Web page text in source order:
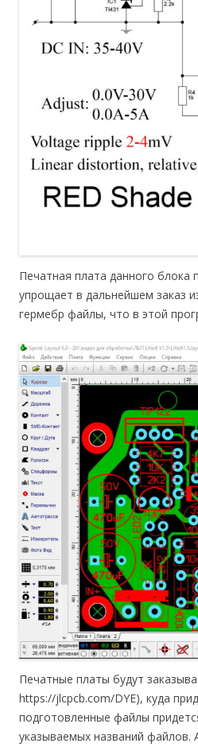
Печатная плата данного блока
упрощает в дальнейшем заказ
гермебр файлы, что в этой
Печатные платы будут
https://jlcpcb.com/DYE), куда
подготовленные файлы
указываемых названий файлов.